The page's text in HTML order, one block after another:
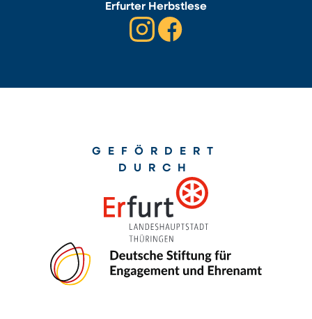
Erfurter Herbstlese
GEFÖRDERT
DURCH